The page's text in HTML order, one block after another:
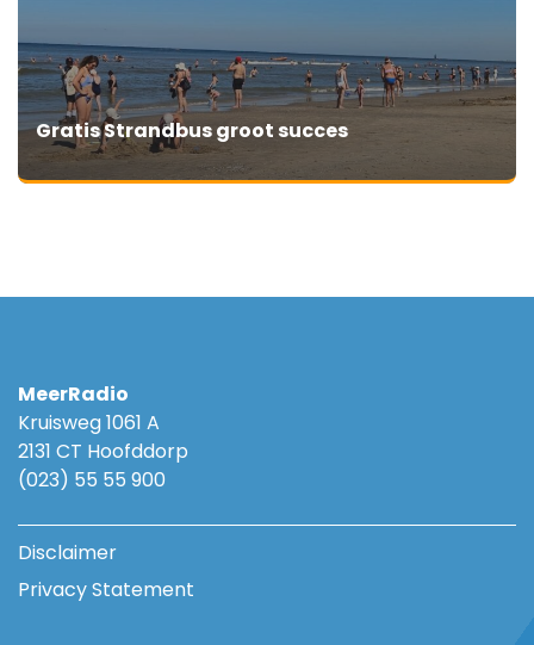
Gratis Strandbus groot succes
MeerRadio
Kruisweg 1061 A
2131 CT Hoofddorp
(023) 55 55 900
Disclaimer
Privacy Statement